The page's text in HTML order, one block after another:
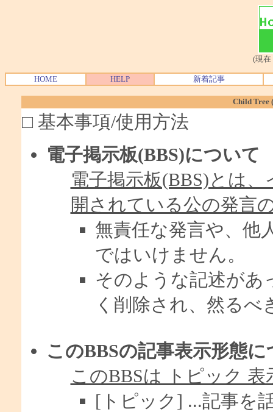
(現在
HOME HELP 新着記事
Child Tree
□ 基本事項/使用方法
電子掲示板(BBS)について
電子掲示板(BBS)とは
開されている公の発言
無責任な発言や、他
ではいけません。
そのような記述があ
く削除され、然る
このBBSの記事表示形態に
このBBSは トピック 表
[トピック] ...記事を